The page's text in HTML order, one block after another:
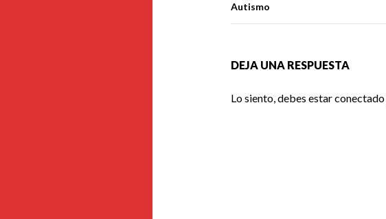
Autismo
DEJA UNA RESPUESTA
Lo siento, debes estarconectado